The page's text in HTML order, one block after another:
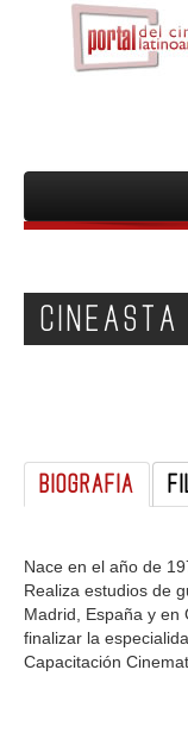
INICIO
PELICULAS
MUJERES
GALERIA
CINEASTA
BIOGRAFIA
Nace en el año de
Realiza estudios de
Madrid, España y en
finalizar la
Capacitación